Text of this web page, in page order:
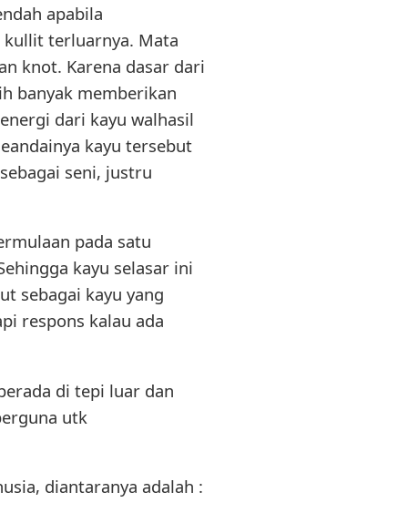
apabila
terluarnya. Mata
knot. Karena dasar dari
banyak memberikan
dari kayu walhasil
kayu tersebut
seni, justru
pada satu
kayu selasar ini
sebagai kayu yang
respons kalau ada
di tepi luar dan
utk
diantaranya adalah :